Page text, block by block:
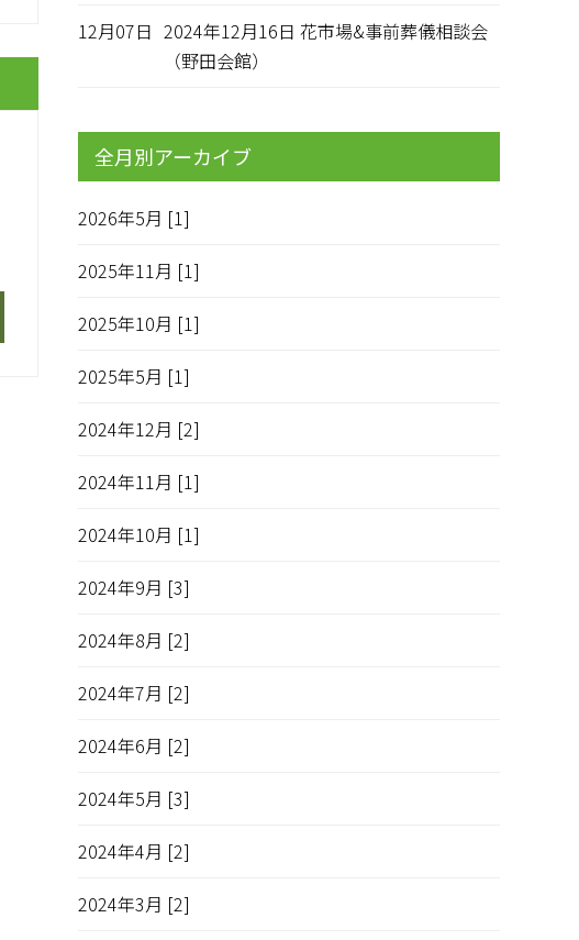
12月07日 2024年12月16日 花市場&事前葬儀相談会
（野田会館）
全月別アーカイブ
2026年5月 [1]
2025年11月 [1]
2025年10月 [1]
2025年5月 [1]
2024年12月 [2]
2024年11月 [1]
2024年10月 [1]
2024年9月 [3]
2024年8月 [2]
2024年7月 [2]
2024年6月 [2]
2024年5月 [3]
2024年4月 [2]
2024年3月 [2]